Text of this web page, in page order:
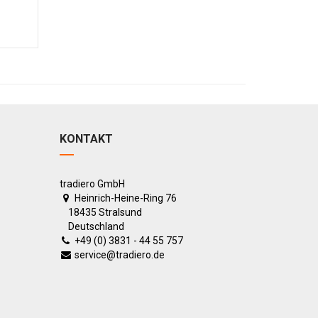
KONTAKT
tradiero GmbH
Heinrich-Heine-Ring 76
18435 Stralsund
Deutschland
+49 (0) 3831 - 44 55 757
service@tradiero.de